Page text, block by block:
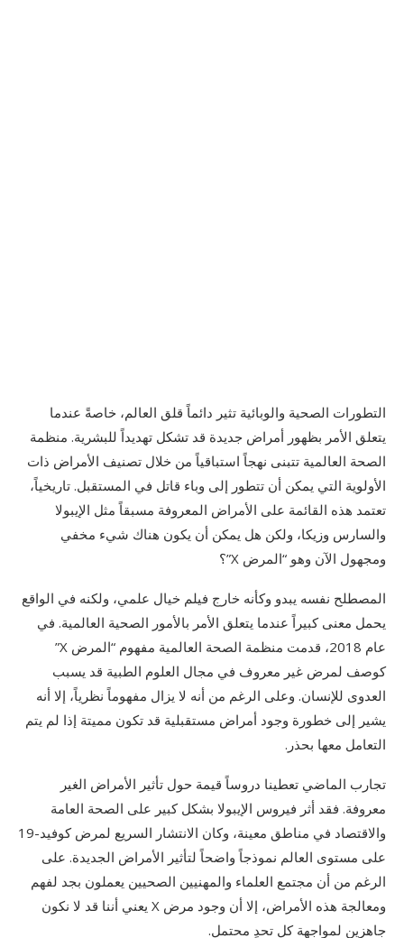
التطورات الصحية والوبائية تثير دائماً قلق العالم، خاصةً عندما
يتعلق الأمر بظهور أمراض جديدة قد تشكل تهديداً للبشرية. منظمة
الصحة العالمية تتبنى نهجاً استباقياً من خلال تصنيف الأمراض ذات
الأولوية التي يمكن أن تتطور إلى وباء قاتل في المستقبل. تاريخياً،
تعتمد هذه القائمة على الأمراض المعروفة مسبقاً مثل الإيبولا
والسارس وزيكا، ولكن هل يمكن أن يكون هناك شيء مخفي
ومجهول الآن وهو “المرض X”؟
المصطلح نفسه يبدو وكأنه خارج فيلم خيال علمي، ولكنه في الواقع
يحمل معنى كبيراً عندما يتعلق الأمر بالأمور الصحية العالمية. في
عام 2018، قدمت منظمة الصحة العالمية مفهوم “المرض X”
كوصف لمرض غير معروف في مجال العلوم الطبية قد يسبب
العدوى للإنسان. وعلى الرغم من أنه لا يزال مفهوماً نظرياً، إلا أنه
يشير إلى خطورة وجود أمراض مستقبلية قد تكون مميتة إذا لم يتم
التعامل معها بحذر.
تجارب الماضي تعطينا دروساً قيمة حول تأثير الأمراض الغير
معروفة. فقد أثر فيروس الإيبولا بشكل كبير على الصحة العامة
والاقتصاد في مناطق معينة، وكان الانتشار السريع لمرض كوفيد-19
على مستوى العالم نموذجاً واضحاً لتأثير الأمراض الجديدة. على
الرغم من أن مجتمع العلماء والمهنيين الصحيين يعملون بجد لفهم
ومعالجة هذه الأمراض، إلا أن وجود مرض X يعني أننا قد لا نكون
جاهزين لمواجهة كل تحدٍ محتمل.